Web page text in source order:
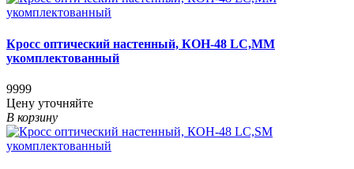
Кросс оптический настенный, КОН-48 LC,MM
укомплектованный
9999
Цену уточняйте
В корзину